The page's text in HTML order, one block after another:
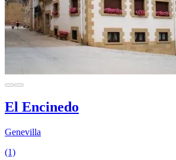
El Encinedo
Genevilla
(1)